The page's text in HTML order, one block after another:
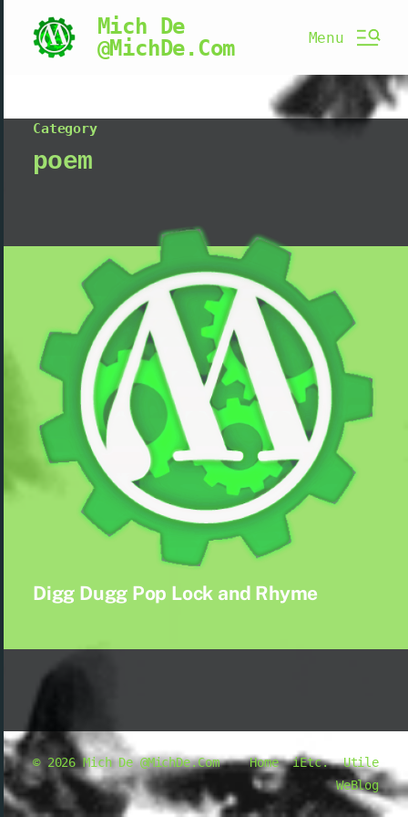
Mich De
@MichDe.Com
Menu
Category
poem
Digg Dugg Pop Lock and Rhyme
© 2026Mich De @MichDe.Com Home iEtc.
Utile
WeBlog